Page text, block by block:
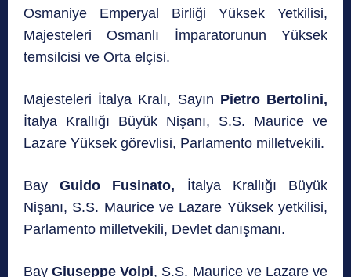
Osmaniye Emperyal Birliği Yüksek Yetkilisi,
Majesteleri Osmanlı İmparatorunun Yüksek
temsilcisi ve Orta elçisi.
Majesteleri İtalya Kralı, Sayın Pietro Bertolini,
İtalya Krallığı Büyük Nişanı, S.S. Maurice ve
Lazare Yüksek görevlisi, Parlamento milletvekili.
BayGuido Fusinato, İtalya Krallığı Büyük
Nişanı, S.S. Maurice ve Lazare Yüksek yetkilisi,
Parlamento milletvekili, Devlet danışmanı.
BayGiuseppe Volpi, S.S. Maurice ve Lazare ve